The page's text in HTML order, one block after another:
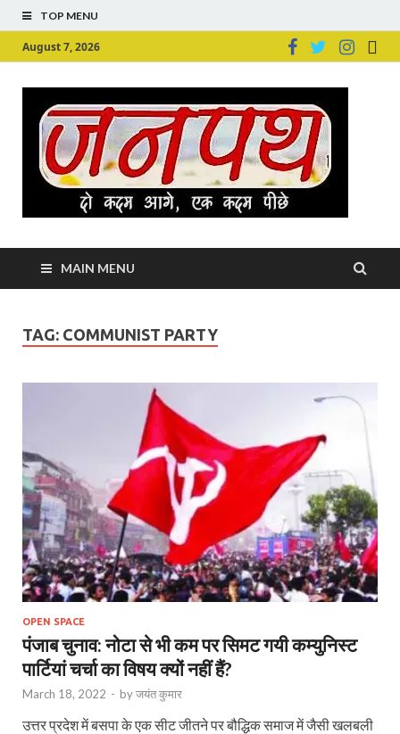
TOP MENU
August 7, 2026
MAIN MENU
TAG: COMMUNIST PARTY
OPEN SPACE
पंजाब चुनाव: नोटा से भी कम पर सिमट गयी कम्युनिस्ट
पार्टियां चर्चा का विषय क्यों नहीं हैं?
March 18, 2022 - byजयंत कुमार
उत्तर प्रदेश में बसपा के एक सीट जीतने पर बौद्धिक समाज में जैसी खलबली